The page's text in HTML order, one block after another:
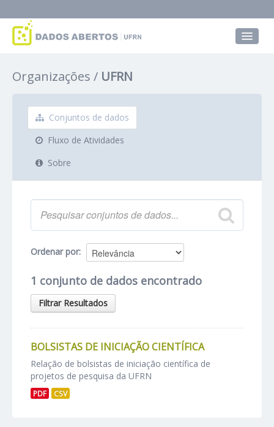
Grupos
Sobre
Organizações UFRN
Conjuntos de dados
Fluxo de Atividades
Sobre
Ordenar por
1 conjunto de dados encontrado
Filtrar Resultados
BOLSISTAS DE INICIAÇÃO CIENTÍFICA
Relação de bolsistas de iniciação científica de
projetos de pesquisa da UFRN
PDF CSV